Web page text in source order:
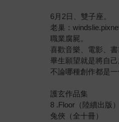
6月2日、雙子座。
老巢：
職業腐屍。
喜歡音樂、電影、書
畢生願望就是將自己
不論哪種創作都是
護玄作品集
8 .Floor（陸續出版）
兔俠（全十冊）